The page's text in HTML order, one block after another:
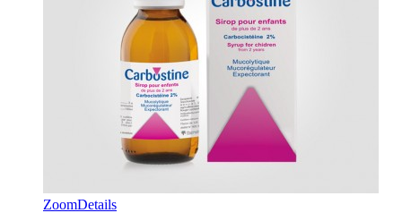
ZoomDetails